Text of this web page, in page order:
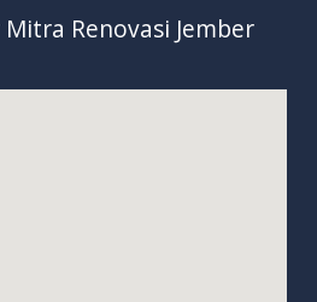
Renovasi Jember